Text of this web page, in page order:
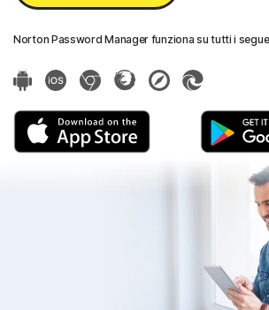
Norton Password Manager funziona su tutti i